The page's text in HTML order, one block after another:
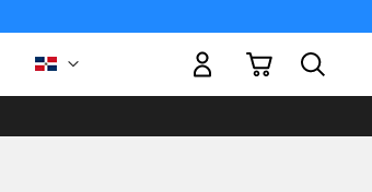
Mi carrito